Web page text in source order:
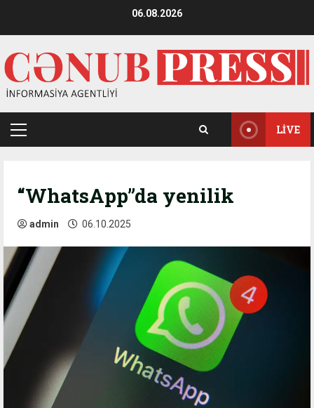
06.08.2026
Primary
LIVE
“WhatsApp”da yenilik
admin 06.10.2025